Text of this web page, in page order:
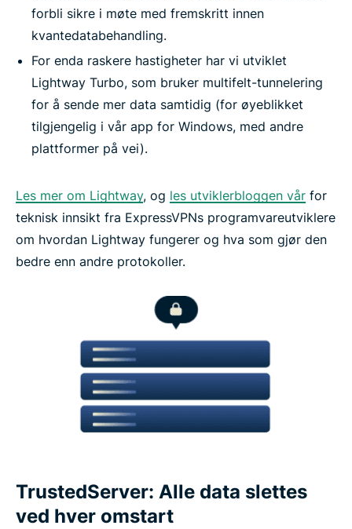
forbli sikre i møte med fremskritt innen
kvantedatabehandling.
For enda raskere hastigheter har vi utviklet
Lightway Turbo, som bruker multifelt-tunnelering
for å sende mer data samtidig (for øyeblikket
tilgjengelig i vår app for Windows, med andre
plattformer på vei).
Les mer om Lightway, og les utviklerbloggen vår for
teknisk innsikt fra ExpressVPNs programvareutviklere
om hvordan Lightway fungerer og hva som gjør den
bedre enn andre protokoller.
TrustedServer: Alle data slettes
ved hver omstart